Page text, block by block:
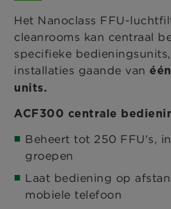
Het Nanoclass FFU-
cleanrooms kan centraal
specifieke
installaties gaande van
units.
ACF300 centrale
Beheert tot 250 FFU's,
groepen
Laat bediening op
mobiele telefoon